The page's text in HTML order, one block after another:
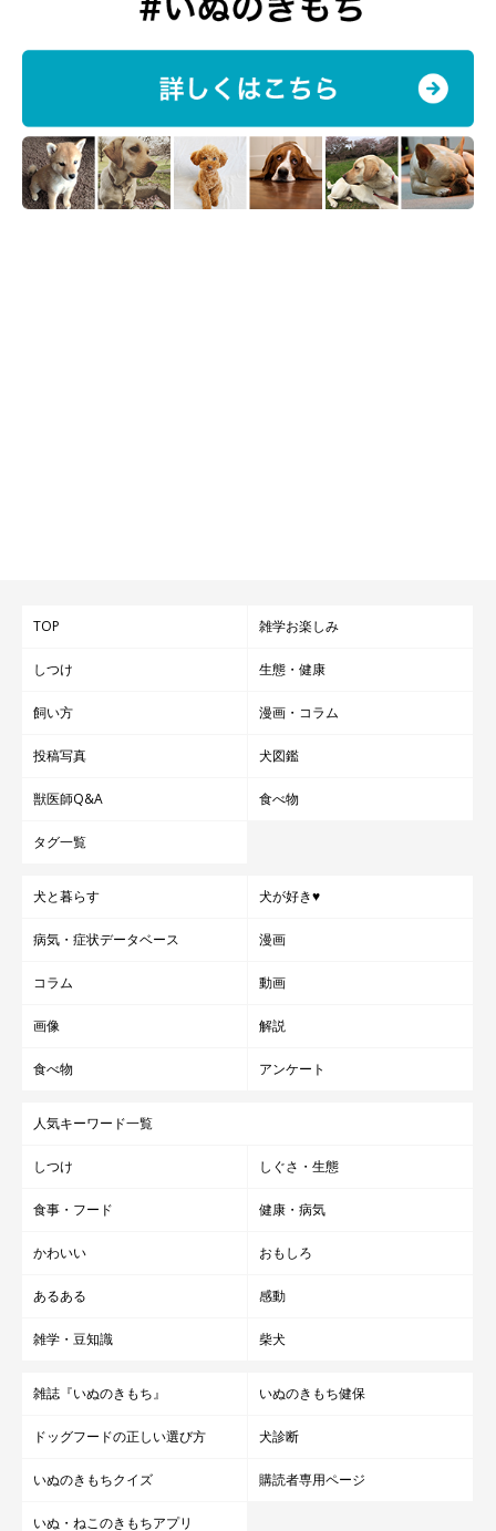
参考・写真／「いぬのきもち」2021年2月号『寒さでストレスがたまる、免
まず、飼い主さんの足の間などで愛犬をあおむけにしてリラック
スさせましょう。指3本を天突に当て、ゆっくりと力を入れてい
STEP 2. 体の中心を通り、胸（膻中）まできたら軽く押
す
疫力が低下する……冬の“プチ不調”はツボマッサージでケアしよう』
します。膻中まで来たら軽く押して刺激していきましょう。
TOP 雑学お楽しみ
しつけ 生態・健康
飼い方 漫画・コラム
投稿写真 犬図鑑
獣医師Q&A 食べ物
タグ一覧
犬と暮らす 犬が好き♥
病気・症状データベース 漫画
コラム 動画
画像 解説
食べ物 アンケート
人気キーワード一覧
しつけ しぐさ・生態
食事・フード 健康・病気
かわいい おもしろ
あるある 感動
雑学・豆知識 柴犬
雑誌『いぬのきもち』 いぬのきもち健保
ドッグフードの正しい選び方 犬診断
いぬのきもちクイズ 購読者専用ページ
いぬ・ねこのきもちアプリ